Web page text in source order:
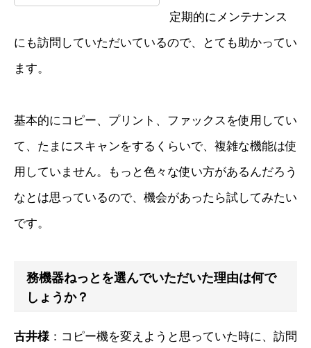
定期的にメンテナンス
にも訪問していただいているので、とても助かってい
ます。
基本的にコピー、プリント、ファックスを使用してい
て、たまにスキャンをするくらいで、複雑な機能は使
用していません。もっと色々な使い方があるんだろう
なとは思っているので、機会があったら試してみたい
です。
務機器ねっとを選んでいただいた理由は何で
しょうか？
古井様 ：コピー機を変えようと思っていた時に、訪問